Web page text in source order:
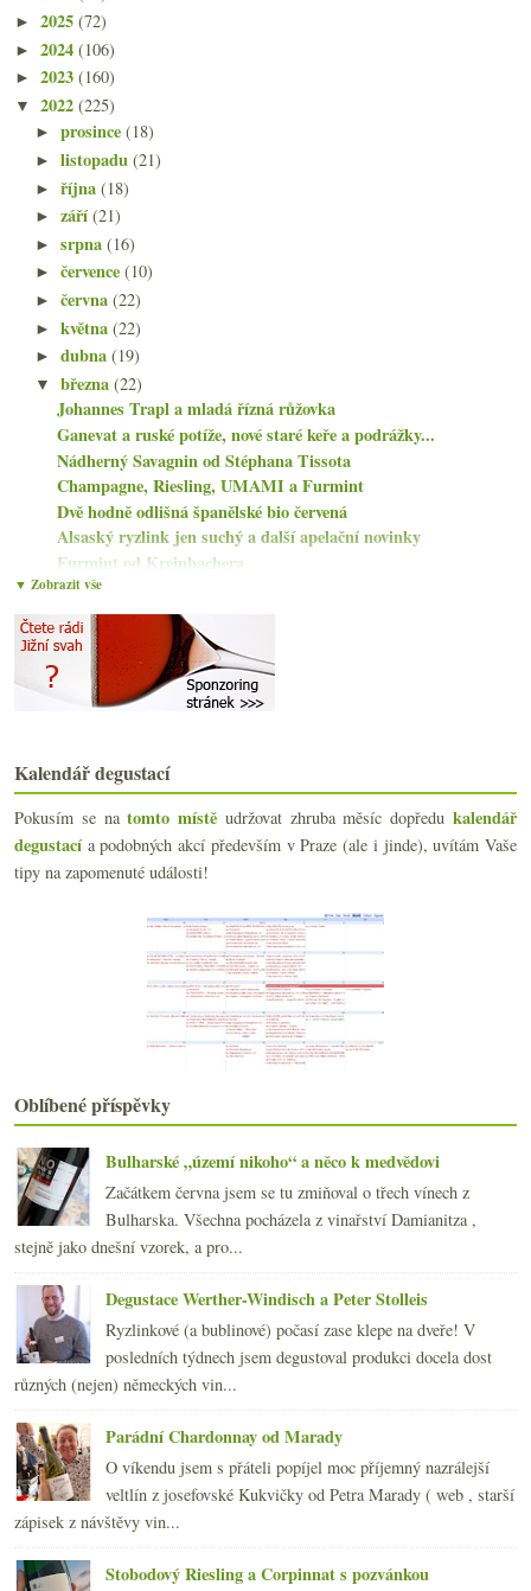
► 2025 (72)
► 2024 (106)
► 2023 (160)
▼ 2022 (225)
►prosince(18)
►listopadu(21)
►října(18)
►září(21)
►srpna(16)
►července(10)
►června(22)
►května(22)
►dubna(19)
▼března(22)
Johannes Trapl a mladá řízná růžovka
Ganevat a ruské potíže, nové staré keře a podrážky...
Nádherný Savagnin od Stéphana Tissota
Champagne, Riesling, UMAMI a Furmint
Dvě hodně odlišná španělské bio červená
Alsaský ryzlink jen suchý a další apelační novinky
Furmint od Kreinbachera
Egerský pinot a Áldás býčí krev od St. Andrea
Somló a Balaton na dvou povedených bílých
Biodynamika s Alter Ego de Palmer 2015
Opus Eximium a Blaufränkisch Bärnreiser
Graillot, Corpinnat, Oscaři a nejlepší Chardonnay
Klasický starosvětský Riesling od Merkelbachů
Bezva Frankovka, Donauriesling a fajn Riesling
Gober & Freinbichler a tři červená z Burgenlandu
Champagne a Sauvignon ze Sparu
Riesling a Zweigelt v rakouském vlaku
Zastavte se ochutnat Ukrajinu
Víno, pivo, vodka, Ukrajina…
Dva více než zajímavé německé ryzlinky
►2019 (238)
►2018(240)
►2017(240)
►2016(250)
►2015(251)
2014 (254)
2013
2012(254)
►2011(252)
►2010(249)
► 2009 (249)
2008
►2007(108)
▼ Zobrazit vše
Kalendář degustací
Pokusím se natomto místě udržovat zhruba měsíc dopředukalendář
degustacía podobných akcí především v Praze (ale i jinde), uvítám Vaše
tipy na zapomenuté události!
Oblíbené příspěvky
Bulharské „území nikoho“ a něco k medvědovi
Začátkem června jsem se tu zmiňoval o třech vínech z
Bulharska. Všechna pocházela z vinařství Damianitza ,
stejně jako dnešní vzorek, a pro...
Degustace Werther-Windisch a Peter Stolleis
Ryzlinkové (a bublinové) počasí zase klepe na dveře! V
posledních týdnech jsem degustoval produkci docela dost
různých (nejen) německých vin...
Parádní Chardonnay od Marady
O víkendu jsem s přáteli popíjel moc příjemný nazrálejší
veltlín z josefovské Kukvičky od Petra Marady ( web , starší
zápisek z návštěvy vin...
Stobodový Riesling a Corpinnat s pozvánkou